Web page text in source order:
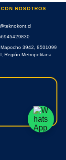
NOSOTROS
Mapocho 3942, 8501099
Región Metropolitana